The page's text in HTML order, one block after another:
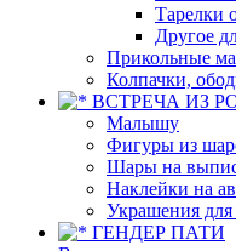
Тарелки
Другое
Прикольные
Колпачки,
ВСТРЕЧА ИЗ
Малышу
Фигуры из
Шары на
Наклейки на
Украшения для
ГЕНДЕР ПАТИ